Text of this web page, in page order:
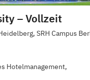
– Vollzeit
SRH Campus
Hotelmanagement,